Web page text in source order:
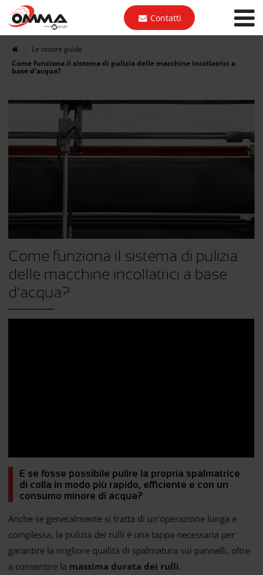
Contatti
Le nostre guide
Come funziona il sistema di pulizia delle macchine incollatrici a
base d'acqua?
Come funziona il sistema di pulizia
delle macchine incollatrici a base
d'acqua?
E se fosse possibile pulire la propria spalmatrice
di colla in modo più rapido, efficiente e con un
consumo minore di acqua?
Anche se generalmente si tratta di un'operazione lunga e
complessa, la pulizia dei rulli è una tappa necessaria per
garantire la migliore qualità di spalmatura sui pannelli, oltre
a consentire la massima durata dei rulli.